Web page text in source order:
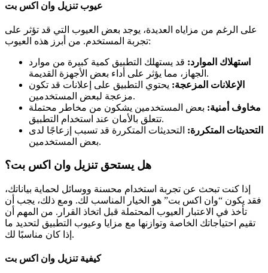
عيوب تنزيل وان اكس بت
على الرغم من مزاياه العديدة، يوجد بعض العيوب التي قد تؤثر على
تجربة المستخدم. من أبرز هذه العيوب:
استهلاك الموارد: قد يستهلك التطبيق كمية كبيرة من موارد
الجهاز، مما يؤثر على أداء بعض الأجهزة القديمة.
الإعلانات المزعجة: يحتوي التطبيق على إعلانات قد تكون
مزعجة لبعض المستخدمين.
مخاوف أمنية: بعض المستخدمين يشكون من مخاطر محتملة
تتعلق بالأمان عند استخدام التطبيق.
التحديثات المتكررة: التحديثات المتكررة قد تسبب إزعاجًا لدى
بعض المستخدمين.
هل يستحق تنزيل وان اكس بت؟
إذا كنت تبحث عن تجربة استخدام محسنة ووسائل لحماية بياناتك،
فقد يكون “وان اكس بت” هو الخيار المناسب لك. ومع ذلك، يجب أن
تأخذ في الاعتبار العيوب المحتملة قبل اتخاذ القرار. من المهم أن
تقيم احتياجاتك الخاصة وتوازنها مع مزايا وعيوب التطبيق لتحديد ما
إذا كان مناسبًا لك.
كيفية تنزيل وان اكس بت